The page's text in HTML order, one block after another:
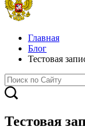
Главная
Блог
Тестовая
Тестовая